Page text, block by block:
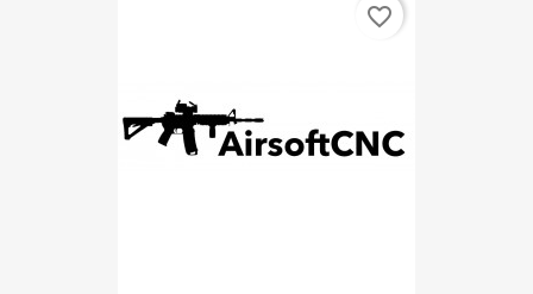
favorite_border